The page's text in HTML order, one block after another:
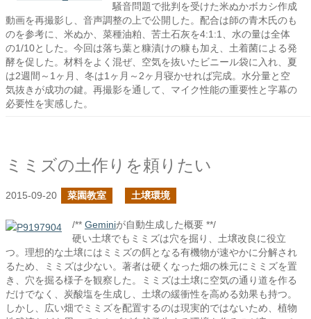
騒音問題で批判を受けた米ぬかボカシ作成
動画を再撮影し、音声調整の上で公開した。配合は師の青木氏のも
のを参考に、米ぬか、菜種油粕、苦土石灰を4:1:1、水の量は全体
の1/10とした。今回は落ち葉と糠漬けの糠も加え、土着菌による発
酵を促した。材料をよく混ぜ、空気を抜いたビニール袋に入れ、夏
は2週間～1ヶ月、冬は1ヶ月～2ヶ月寝かせれば完成。水分量と空
気抜きが成功の鍵。再撮影を通して、マイク性能の重要性と字幕の
必要性を実感した。
ミミズの土作りを頼りたい
2015-09-20 菜園教室 土壌環境
/** Geminiが自動生成した概要 **/
硬い土壌でもミミズは穴を掘り、土壌改良に役立
つ。理想的な土壌にはミミズの餌となる有機物が速やかに分解され
るため、ミミズは少ない。著者は硬くなった畑の株元にミミズを置
き、穴を掘る様子を観察した。ミミズは土壌に空気の通り道を作る
だけでなく、炭酸塩を生成し、土壌の緩衝性を高める効果も持つ。
しかし、広い畑でミミズを配置するのは現実的ではないため、植物